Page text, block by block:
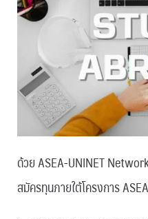
ด้วย ASEA-UNINET
สมัครทุนภายใต้โครงการ